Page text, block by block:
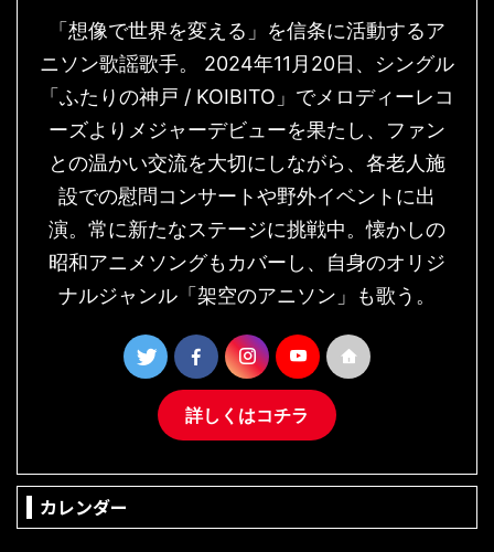
「想像で世界を変える」を信条に活動するア
ニソン歌謡歌手。 2024年11月20日、シングル
「ふたりの神戸 / KOIBITO」でメロディーレコ
ーズよりメジャーデビューを果たし、ファン
との温かい交流を大切にしながら、各老人施
設での慰問コンサートや野外イベントに出
演。常に新たなステージに挑戦中。懐かしの
昭和アニメソングもカバーし、自身のオリジ
ナルジャンル「架空のアニソン」も歌う。
詳しくはコチラ
カレンダー